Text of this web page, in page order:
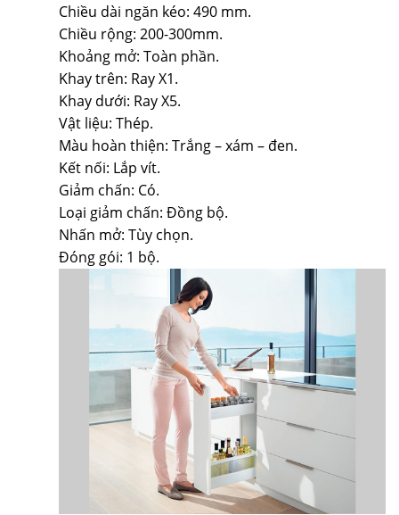
Chiều dài ngăn kéo: 490 mm.
Chiều rộng: 200-300mm.
Khoảng mở: Toàn phần.
Khay trên: Ray X1.
Khay dưới: Ray X5.
Vật liệu: Thép.
Màu hoàn thiện: Trắng – xám – đen.
Kết nối: Lắp vít.
Giảm chấn: Có.
Loại giảm chấn: Đồng bộ.
Nhấn mở: Tùy chọn.
Đóng gói: 1 bộ.